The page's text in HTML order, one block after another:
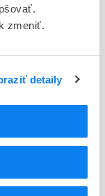
zmeniť.
detaily
WHO)